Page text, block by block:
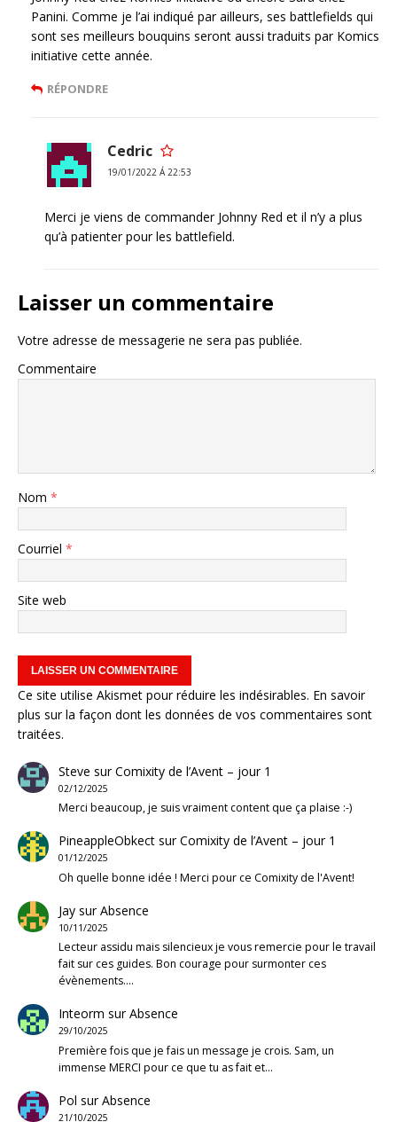
Panini. Comme je l’ai indiqué par ailleurs, ses battlefields qui
sont ses meilleurs bouquins seront aussi traduits par Komics
initiative cette année.
RÉPONDRE
Cedric
19/01/2022 Á 22:53
Merci je viens de commander Johnny Red et il n’y a plus
qu’à patienter pour les battlefield.
Laisser un commentaire
Votre adresse de messagerie ne sera pas publiée.
Commentaire
Nom *
Courriel *
Site web
Ce site utilise Akismet pour réduire les indésirables. En savoir
plus sur la façon dont les données de vos commentaires sont
traitées.
Steve surComixity de l’Avent – jour 1
02/12/2025
Merci beaucoup, je suis vraiment content que ça plaise :-)
PineappleObkectsurComixity de l’Avent – jour 1
01/12/2025
Oh quelle bonne idée ! Merci pour ce Comixity de l'Avent!
JaysurAbsence
10/11/2025
Lecteur assidu mais silencieux je vous remercie pour le travail
fait sur ces guides. Bon courage pour surmonter ces
évènements.…
Inteorm surAbsence
29/10/2025
Première fois que je fais un message je crois. Sam, un
immense MERCI pour ce que tu as fait et…
Pol surAbsence
21/10/2025